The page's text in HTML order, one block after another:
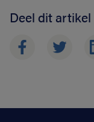
Deel dit artikel